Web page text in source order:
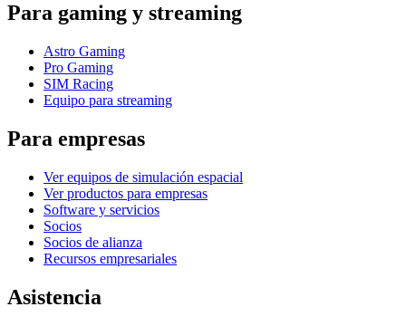
Para gaming y streaming
Astro Gaming
Pro Gaming
SIM Racing
Equipo para streaming
Para empresas
Ver equipos de simulación espacial
Ver productos para empresas
Software y servicios
Socios
Socios de alianza
Recursos empresariales
Asistencia